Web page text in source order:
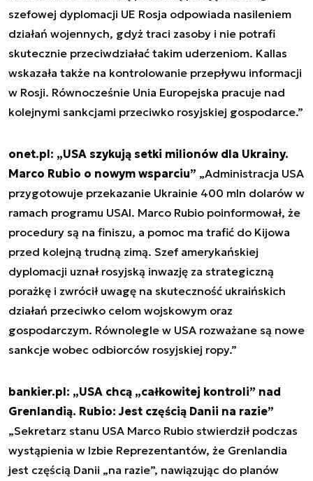
szefowej dyplomacji UE Rosja odpowiada nasileniem
działań wojennych, gdyż traci zasoby i nie potrafi
skutecznie przeciwdziałać takim uderzeniom. Kallas
wskazała także na kontrolowanie przepływu informacji
w Rosji. Równocześnie Unia Europejska pracuje nad
kolejnymi sankcjami przeciwko rosyjskiej gospodarce.”
onet.pl: „USA szykują setki milionów dla Ukrainy.
Marco Rubio o nowym wsparciu” „Administracja USA
przygotowuje przekazanie Ukrainie 400 mln dolarów w
ramach programu USAI. Marco Rubio poinformował, że
procedury są na finiszu, a pomoc ma trafić do Kijowa
przed kolejną trudną zimą. Szef amerykańskiej
dyplomacji uznał rosyjską inwazję za strategiczną
porażkę i zwrócił uwagę na skuteczność ukraińskich
działań przeciwko celom wojskowym oraz
gospodarczym. Równolegle w USA rozważane są nowe
sankcje wobec odbiorców rosyjskiej ropy.”
bankier.pl: „USA chcą „całkowitej kontroli” nad
Grenlandią. Rubio: Jest częścią Danii na razie”
„Sekretarz stanu USA Marco Rubio stwierdził podczas
wystąpienia w Izbie Reprezentantów, że Grenlandia
jest częścią Danii „na razie”, nawiązując do planów